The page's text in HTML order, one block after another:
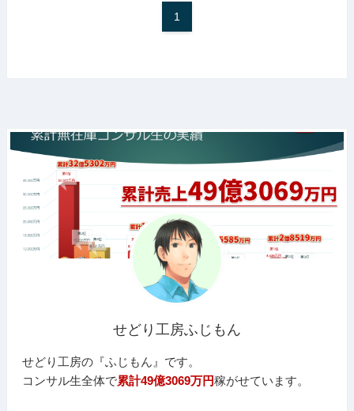
1
せどり工房ふじもん
せどり工房の『ふじもん』です。
コンサル生全体で累計49億3069万円稼がせています。